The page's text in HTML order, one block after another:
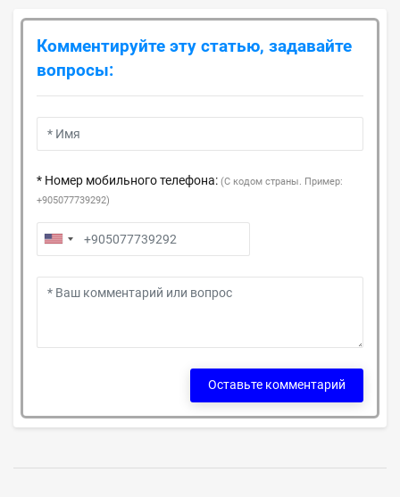
Комментируйте эту статью, задавайте
вопросы:
* Номер мобильного телефона: (С кодом страны. Пример:
+905077739292)
Оставьте комментарий